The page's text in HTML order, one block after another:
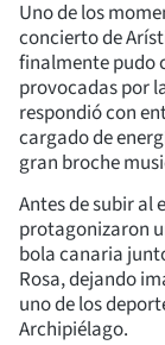
Uno de los
concierto de
finalmente pudo
provocadas por
respondió con
cargado de
gran broche
Antes de subir al
protagonizaron
bola canaria
Rosa, dejando
uno de los
Archipiélago.